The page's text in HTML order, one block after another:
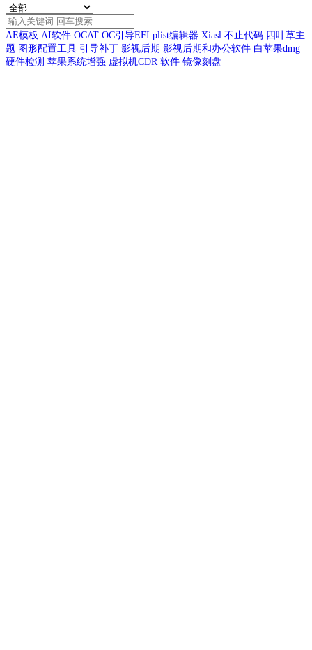
AE模板 AI软件 OCAT OC引导EFI plist编辑器 Xiasl 不止代码 四叶草主
题 图形配置工具 引导补丁 影视后期 影视后期和办公软件 白苹果dmg
硬件检测 苹果系统增强 虚拟机CDR 软件 镜像刻盘